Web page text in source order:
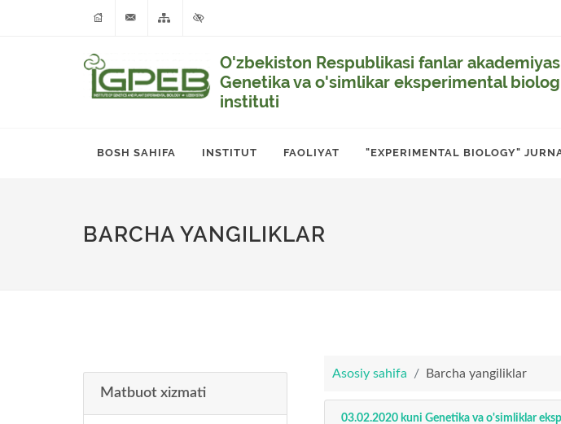
O'zbekiston Respublikasi fanlar
Genetika va o'simlikar eksperimental
instituti
BOSH SAHIFA INSTITUT FAOLIYAT "EXPERIMENTAL BIOLOGY"
BARCHA YANGILIKLAR
Asosiy sahifa Barcha yangiliklar
03.02.2020 kuni Genetika va o'simliklar
Matbuot xizmati